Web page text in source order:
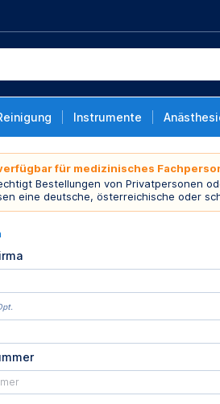
Instrumente
für medizinisches
Bestellungen von Privatpersonen
eine deutsche, österreichische oder